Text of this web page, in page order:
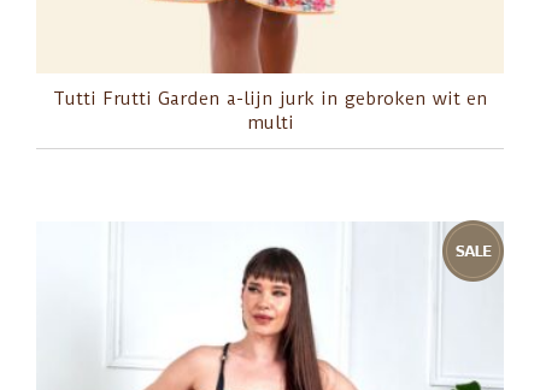
Tutti Frutti Garden a-lijn jurk in gebroken wit en
multi